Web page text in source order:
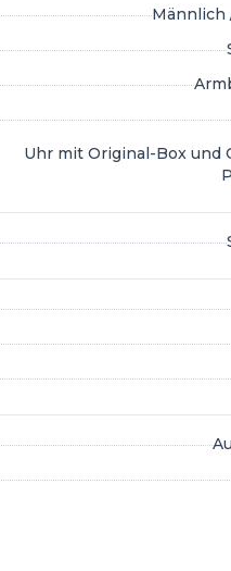
Männlich
Uhr mit Original-Box und